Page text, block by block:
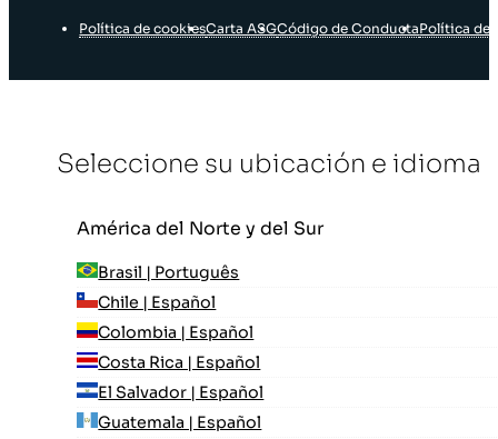
Política de cookiesCarta ASGCódigo de ConductaPolítica de
Seleccione su ubicación e idioma
América del Norte y del Sur
Brasil | Português
Chile | Español
Colombia | Español
Costa Rica | Español
El Salvador | Español
Guatemala | Español